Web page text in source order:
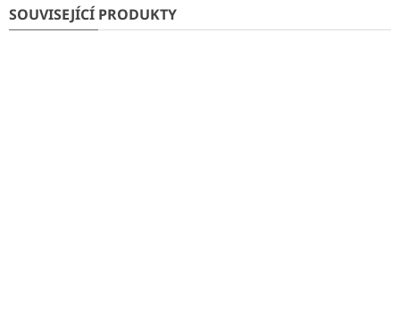
SOUVISEJÍCÍ PRODUKTY